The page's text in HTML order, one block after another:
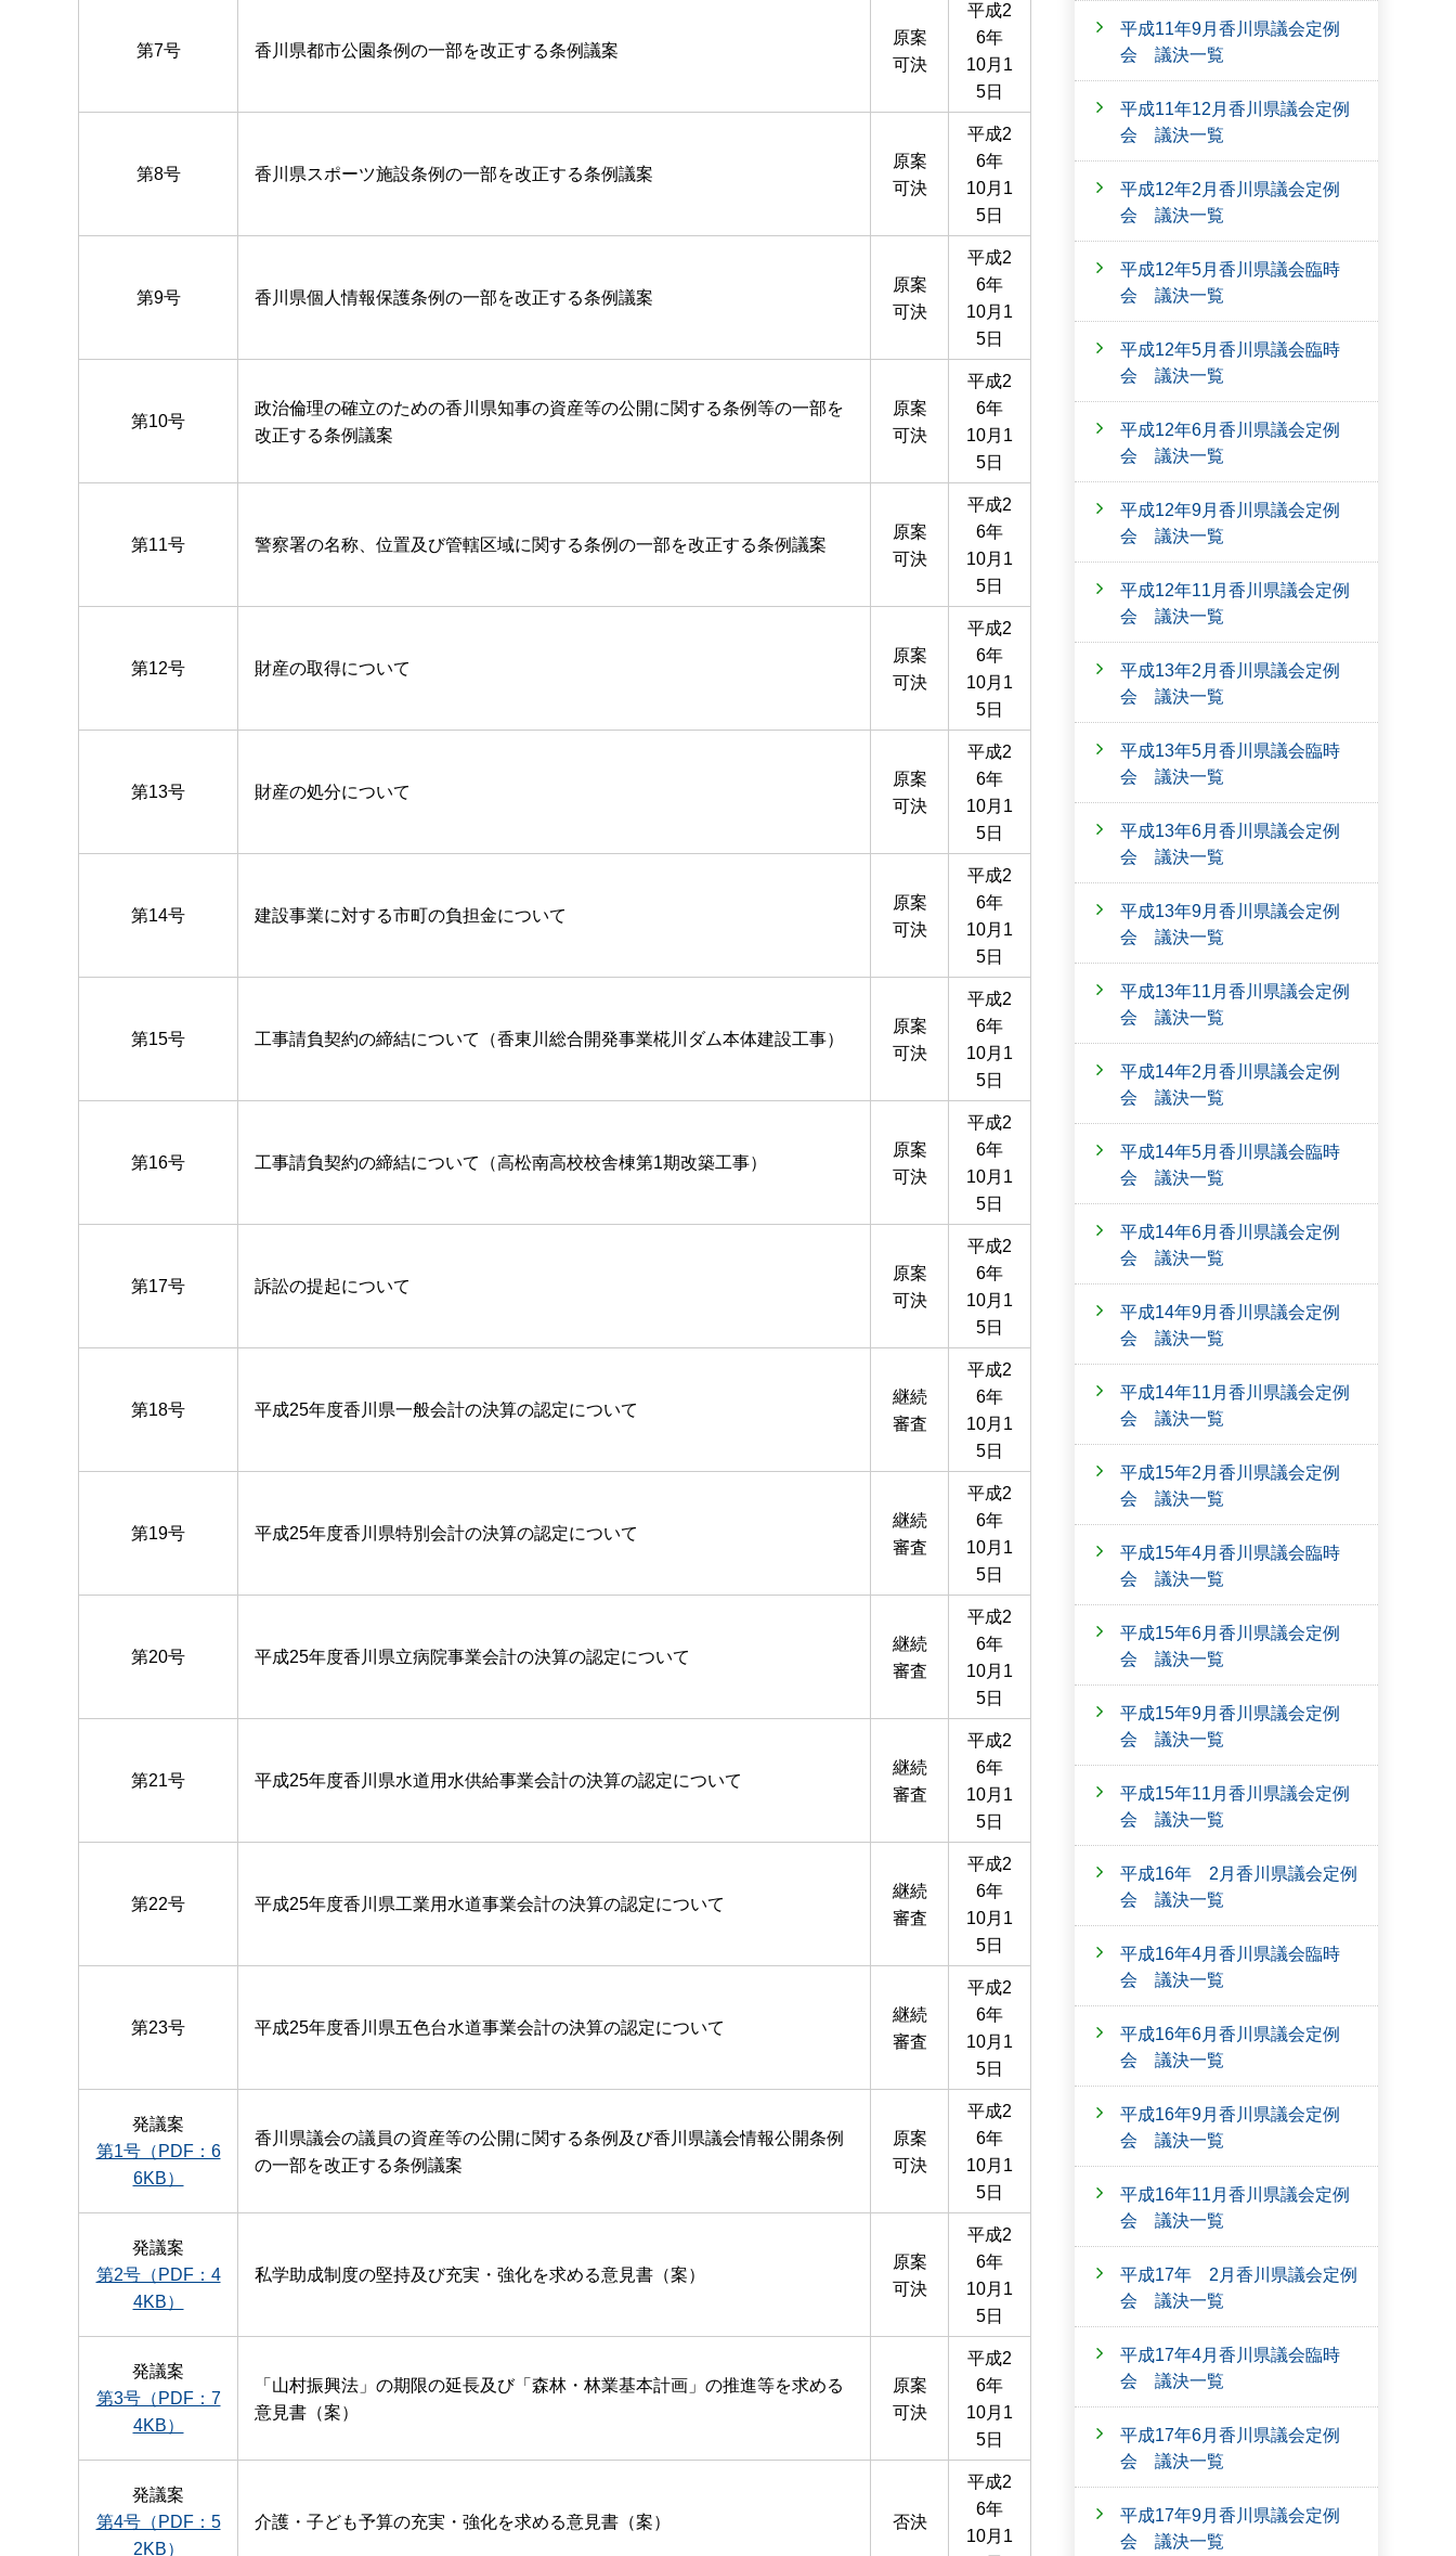
第7号 香川県都市公園条例の一部を改正する条例議案
原案
可決
平成2
6年
10月1
5日
第8号 香川県スポーツ施設条例の一部を改正する条例議案
原案
可決
平成2
6年
10月1
5日
第9号 香川県個人情報保護条例の一部を改正する条例議案
原案
可決
平成2
6年
10月1
5日
第10号
政治倫理の確立のための香川県知事の資産等の公開に関する条例等の一部を
改正する条例議案
原案
可決
平成2
6年
10月1
5日
第11号 警察署の名称、位置及び管轄区域に関する条例の一部を改正する条例議案
原案
可決
平成2
6年
10月1
5日
第12号 財産の取得について
原案
可決
平成2
6年
10月1
5日
第13号 財産の処分について
原案
可決
平成2
6年
10月1
5日
第14号 建設事業に対する市町の負担金について
原案
可決
平成2
6年
10月1
5日
第15号 工事請負契約の締結について（香東川総合開発事業椛川ダム本体建設工事）
原案
可決
平成2
6年
10月1
5日
第16号 工事請負契約の締結について（高松南高校校舎棟第1期改築工事）
原案
可決
平成2
6年
10月1
5日
第17号 訴訟の提起について
原案
可決
平成2
6年
10月1
5日
第18号 平成25年度香川県一般会計の決算の認定について
継続
審査
平成2
6年
10月1
5日
第19号 平成25年度香川県特別会計の決算の認定について
継続
審査
平成2
6年
10月1
5日
第20号 平成25年度香川県立病院事業会計の決算の認定について
継続
審査
平成2
6年
10月1
5日
第21号 平成25年度香川県水道用水供給事業会計の決算の認定について
継続
審査
平成2
6年
10月1
5日
第22号 平成25年度香川県工業用水道事業会計の決算の認定について
継続
審査
平成2
6年
10月1
5日
第23号 平成25年度香川県五色台水道事業会計の決算の認定について
継続
審査
平成2
6年
10月1
5日
発議案
第1号（PDF：6
6KB）
香川県議会の議員の資産等の公開に関する条例及び香川県議会情報公開条例
の一部を改正する条例議案
原案
可決
平成2
6年
10月1
5日
発議案
第2号（PDF：4
4KB）
私学助成制度の堅持及び充実・強化を求める意見書（案）
原案
可決
平成2
6年
10月1
5日
発議案
第3号（PDF：7
4KB）
「山村振興法」の期限の延長及び「森林・林業基本計画」の推進等を求める
意見書（案）
原案
可決
平成2
6年
10月1
5日
発議案
第4号（PDF：5
2KB）
介護・子ども予算の充実・強化を求める意見書（案） 否決
平成2
6年
10月1
平成11年9月香川県議会定例
会 議決一覧
平成11年12月香川県議会定例
会 議決一覧
平成12年2月香川県議会定例
会 議決一覧
平成12年5月香川県議会臨時
会 議決一覧
平成12年5月香川県議会臨時
会 議決一覧
平成12年6月香川県議会定例
会 議決一覧
平成12年9月香川県議会定例
会 議決一覧
平成12年11月香川県議会定例
会 議決一覧
平成13年2月香川県議会定例
会 議決一覧
平成13年5月香川県議会臨時
会 議決一覧
平成13年6月香川県議会定例
会 議決一覧
平成13年9月香川県議会定例
会 議決一覧
平成13年11月香川県議会定例
会 議決一覧
平成14年2月香川県議会定例
会 議決一覧
平成14年5月香川県議会臨時
会 議決一覧
平成14年6月香川県議会定例
会 議決一覧
平成14年9月香川県議会定例
会 議決一覧
平成14年11月香川県議会定例
会 議決一覧
平成15年2月香川県議会定例
会 議決一覧
平成15年4月香川県議会臨時
会 議決一覧
平成15年6月香川県議会定例
会 議決一覧
平成15年9月香川県議会定例
会 議決一覧
平成15年11月香川県議会定例
会 議決一覧
平成16年 2月香川県議会定例
会 議決一覧
平成16年4月香川県議会臨時
会 議決一覧
平成16年6月香川県議会定例
会 議決一覧
平成16年9月香川県議会定例
会 議決一覧
平成16年11月香川県議会定例
会 議決一覧
平成17年 2月香川県議会定例
会 議決一覧
平成17年4月香川県議会臨時
会 議決一覧
平成17年6月香川県議会定例
会 議決一覧
平成17年9月香川県議会定例
会 議決一覧